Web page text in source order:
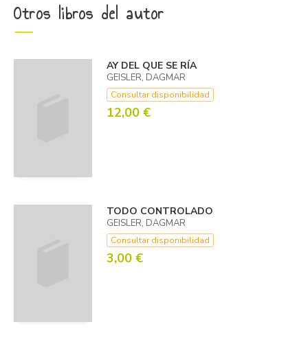
Otros libros del autor
AY DEL QUE SE RÍA
GEISLER, DAGMAR
Consultar disponibilidad
12,00 €
TODO CONTROLADO
GEISLER, DAGMAR
Consultar disponibilidad
3,00 €